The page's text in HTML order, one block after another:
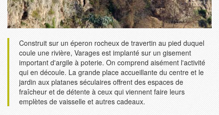
Construit sur un éperon rocheux de travertin au pied duquel
coule une rivière, Varages est implanté sur un gisement
important d'argile à poterie. On comprend aisément l'activité
qui en découle. La grande place accueillante du centre et le
jardin aux platanes séculaires offrent des espaces de
fraîcheur et de détente à ceux qui viennent faire leurs
emplètes de vaisselle et autres cadeaux.